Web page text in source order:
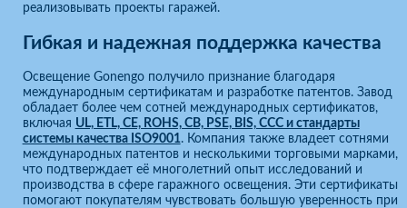
реализовывать проекты гаражей.
Гибкая и надежная поддержка качества
Освещение Gonengo получило признание благодаря
международным сертификатам и разработке патентов. Завод
обладает более чем сотней международных сертификатов,
включая UL, ETL, CE, ROHS, CB, PSE, BIS, CCC и стандарты
системы качества ISO9001. Компания также владеет сотнями
международных патентов и несколькими торговыми марками,
что подтверждает её многолетний опыт исследований и
производства в сфере гаражного освещения. Эти сертификаты
помогают покупателям чувствовать большую уверенность при